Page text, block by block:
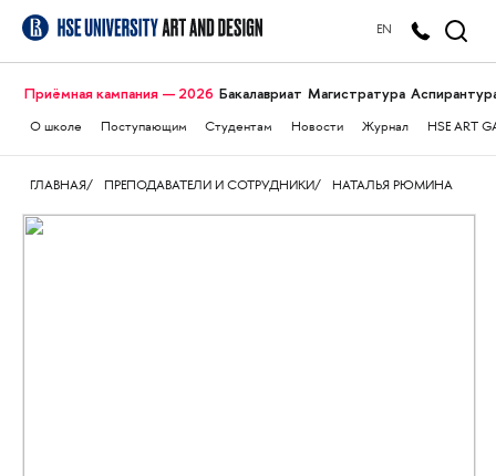
EN
Приёмная кампания — 2026 Бакалавриат Магистратура
О школе Поступающим Студентам Новости Журнал HSE ART
ГЛАВНАЯ ПРЕПОДАВАТЕЛИ И СОТРУДНИКИ НАТАЛЬЯ РЮМИНА